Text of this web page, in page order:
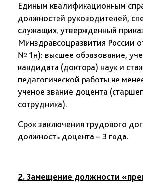
Единым квалификационным
должностей руководителей,
служащих, утвержденный
Минздравсоцразвития России
№ 1н): высшее образование,
кандидата (доктора) наук и
педагогической работы не
ученое звание доцента
сотрудника).
Срок заключения трудового
должность доцента – 3 года.
2. Замещение должности